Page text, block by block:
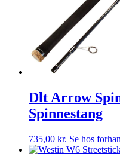
Dlt Arrow
Spinnestang
735,00 kr. Se hos